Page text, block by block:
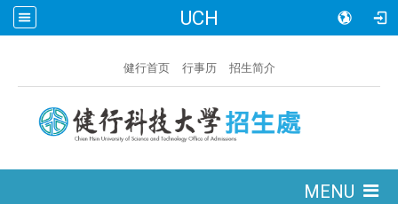
UCH
健行首页 行事历 招生简介
MENU